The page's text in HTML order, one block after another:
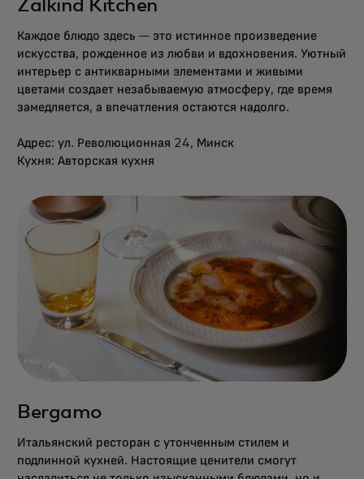
Zalkind Kitchen
Каждое блюдо здесь — это истинное произведение
искусства, рожденное из любви и вдохновения. Уютный
интерьер с антикварными элементами и живыми
цветами создает незабываемую атмосферу, где время
замедляется, а впечатления остаются надолго.
Адрес: ул. Революционная 24, Минск
Кухня: Авторская кухня
Bergamo
Итальянский ресторан с утонченным стилем и
подлинной кухней. Настоящие ценители смогут